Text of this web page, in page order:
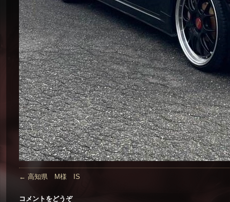
← 高知県 M様 IS
コメントをどうぞ